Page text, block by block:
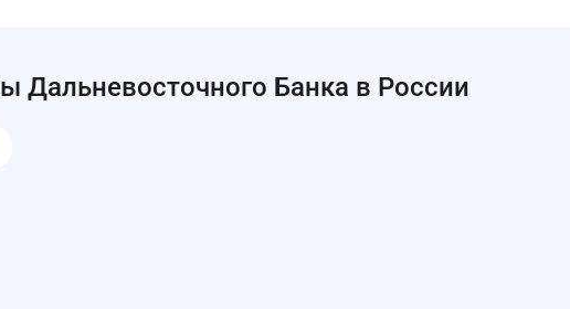
Дальневосточного Банка в России